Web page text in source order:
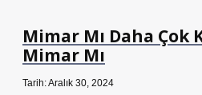
Mimar Mı Daha Çok
Mimar Mı
Tarih: Aralık 30, 2024